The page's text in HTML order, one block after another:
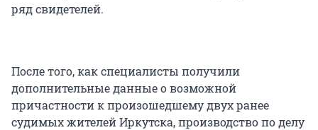
ряд свидетелей.
После того, как специалисты получили
дополнительные данные о возможной
причастности к произошедшему двух ранее
судимых жителей Иркутска, производство по делу